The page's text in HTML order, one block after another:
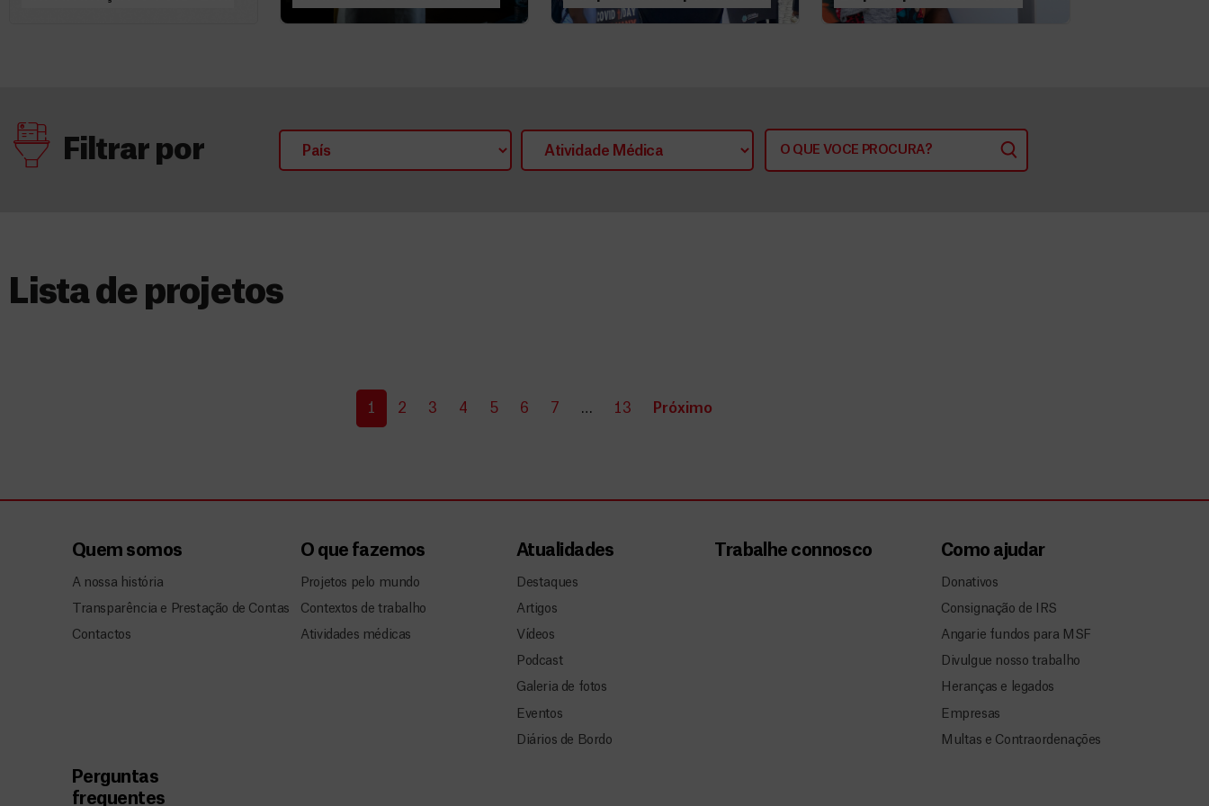
morais associados ao
tem de chegar
comorbidades em
Filtrar por
Lista de projetos​
1 2 3 4 5 6 7 … 13 Próximo
Quem somos
A nossa história
Transparência e Prestação de Contas
Contactos
O que fazemos
Projetos pelo mundo
Contextos de trabalho
Atividades médicas
Atualidades
Destaques
Artigos
Vídeos
Podcast
Galeria de fotos
Eventos
Diários de Bordo
Trabalhe connosco Como ajudar
Donativos
Consignação de IRS
Angarie fundos para MSF
Divulgue nosso trabalho
Heranças e legados
Empresas
Multas e Contraordenações
Perguntas
frequentes